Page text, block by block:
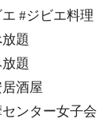
#ジビエ料理
題
題
酒屋
ンター女子会